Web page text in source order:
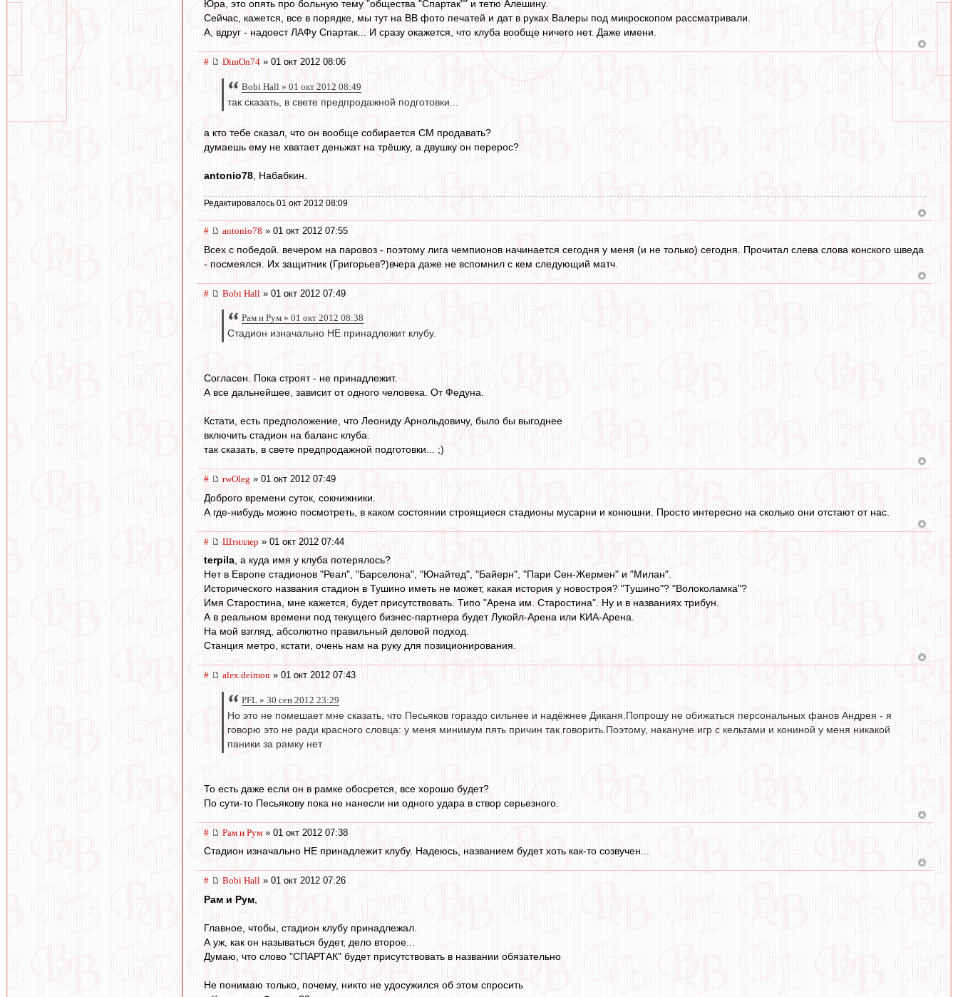
Юра, это опять про больную тему "общества "Спартак"" и тетю Алешину.
Сейчас, кажется, все в порядке, мы тут на ВВ фото печатей и дат в руках Валеры под микроскопом рассматривали.
А, вдруг - надоест ЛАФу Спартак... И сразу окажется, что клуба вообще ничего нет. Даже имени.
# DimOn74 » 01 окт 2012 08:06
Bobi Hall » 01 окт 2012 08:49
так сказать, в свете предпродажной подготовки...
а кто тебе сказал, что он вообще собирается СМ продавать?
думаешь ему не хватает деньжат на трёшку, а двушку он перерос?
antonio78 , Набабкин.
Редактировалось 01 окт 2012 08:09
# antonio78 » 01 окт 2012 07:55
Всех с победой. вечером на паровоз - поэтому лига чемпионов начинается сегодня у меня (и не только) сегодня. Прочитал слева слова конского шведа
- посмеялся. Их защитник (Григорьев?)вчера даже не вспомнил с кем следующий матч.
# Bobi Hall » 01 окт 2012 07:49
Рам и Рум » 01 окт 2012 08:38
Стадион изначально НЕ принадлежит клубу.
Согласен. Пока строят - не принадлежит.
А все дальнейшее, зависит от одного человека. От Федуна.
Кстати, есть предположение, что Леониду Арнольдовичу, было бы выгоднее
включить стадион на баланс клуба.
так сказать, в свете предпродажной подготовки... ;)
# rwOleg » 01 окт 2012 07:49
Доброго времени суток, сокнижники.
А где-нибудь можно посмотреть, в каком состоянии строящиеся стадионы мусарни и конюшни. Просто интересно на сколько они отстают от нас.
# Штиллер » 01 окт 2012 07:44
terpila, а куда имя у клуба потерялось?
Нет в Европе стадионов "Реал", "Барселона", "Юнайтед", "Байерн", "Пари Сен-Жермен" и "Милан".
Исторического названия стадион в Тушино иметь не может, какая история у новостроя? "Тушино"? "Волоколамка"?
Имя Старостина, мне кажется, будет присутствовать. Типо "Арена им. Старостина". Ну и в названиях трибун.
А в реальном времени под текущего бизнес-партнера будет Лукойл-Арена или КИА-Арена.
На мой взгляд, абсолютно правильный деловой подход.
Станция метро, кстати, очень нам на руку для позиционирования.
# alex deimon » 01 окт 2012 07:43
PFL » 30 сен 2012 23:29
Но это не помешает мне сказать, что Песьяков гораздо сильнее и надёжнее Диканя.Попрошу не обижаться персональных фанов Андрея - я
говорю это не ради красного словца: у меня минимум пять причин так говорить.Поэтому, накануне игр с кельтами и кониной у меня никакой
паники за рамку нет
То есть даже если он в рамке обосрется, все хорошо будет?
По сути-то Песьякову пока не нанесли ни одного удара в створ серьезного.
# Рам и Рум » 01 окт 2012 07:38
Стадион изначально НЕ принадлежит клубу. Надеюсь, названием будет хоть как-то созвучен...
# Bobi Hall » 01 окт 2012 07:26
Рам и Рум
Главное, чтобы, стадион клубу принадлежал.
А уж, как он называться будет, дело второе...
Думаю, что слово "СПАРТАК" будет присутствовать в названии обязательно
Не понимаю только, почему, никто не удосужился об этом спросить